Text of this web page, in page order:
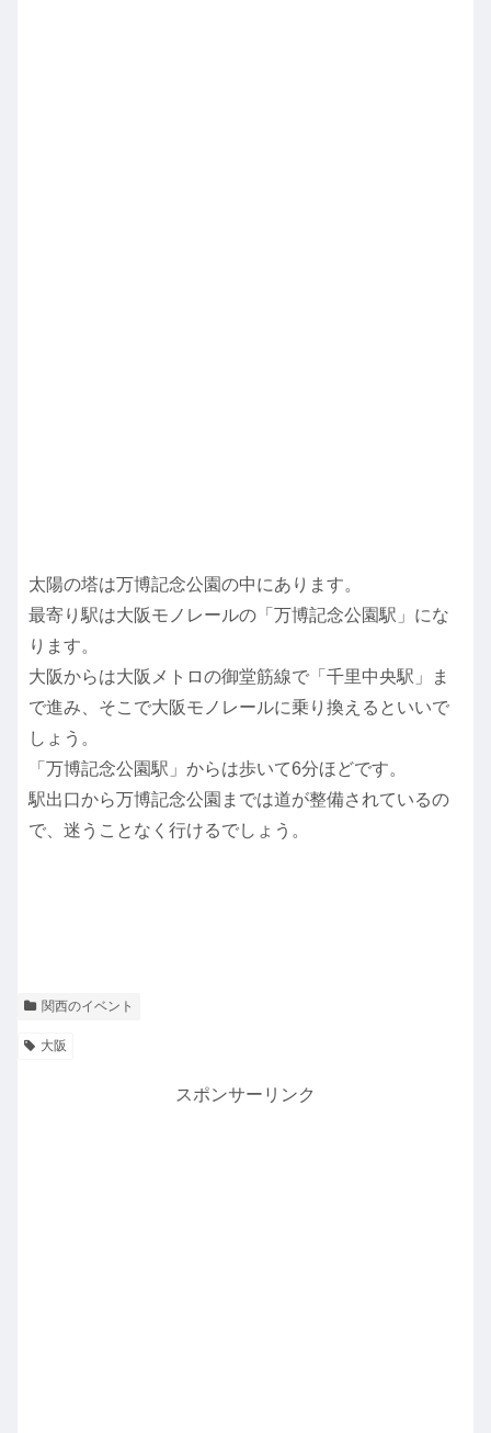
太陽の塔は万博記念公園の中にあります。
最寄り駅は大阪モノレールの「万博記念公園駅」にな
ります。
大阪からは大阪メトロの御堂筋線で「千里中央駅」ま
で進み、そこで大阪モノレールに乗り換えるといいで
しょう。
「万博記念公園駅」からは歩いて6分ほどです。
駅出口から万博記念公園までは道が整備されているの
で、迷うことなく行けるでしょう。
関西のイベント
大阪
スポンサーリンク